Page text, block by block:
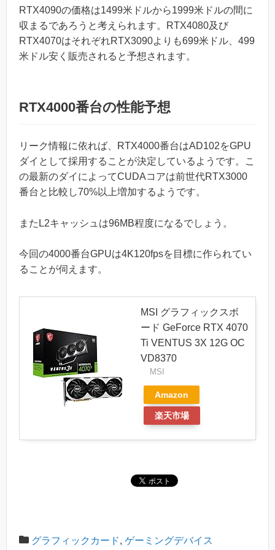
RTX4090の価格は1499米ドルから1999米ドルの間に
収まるであろうと考えられます。RTX4080及び
RTX4070はそれぞれRTX3090よりも699米ドル、499
米ドル安く販売されると予想されます。
RTX4000番台の性能予想
リーク情報に依れば、RTX4000番台はAD102をGPU
ダイとして採用することが決定しているようです。こ
の最新のダイによってCUDAコアは前世代RTX3000
番台と比較し70%以上増加するようです。
またL2キャッシュは96MB程度になるでしょう。
今回の4000番台GPUは4K120fpsを目標に作られてい
ることが伺えます。
MSI グラフィックスボ
ード GeForce RTX 4070
Ti VENTUS 3X 12G OC
VD8370
MSI
Amazon
楽天市場
グラフィックカード, ゲーミングデバイス